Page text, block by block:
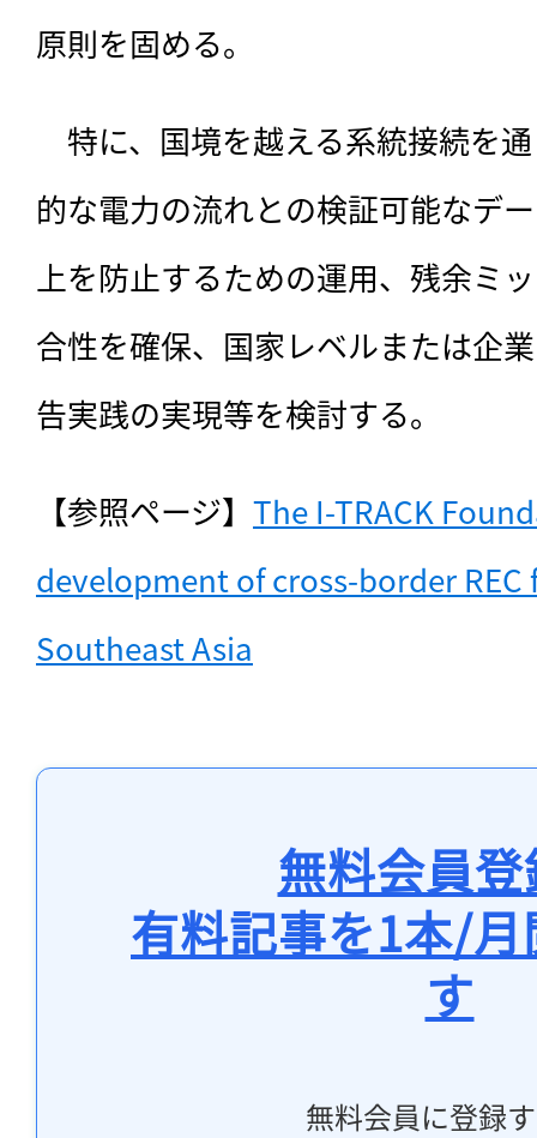
原則を固める。
特に、国境を越える系統接続を
的な電力の流れとの検証可能なデ
上を防止するための運用、残余ミ
合性を確保、国家レベルまたは企
告実践の実現等を検討する。
【参照ページ】 The I-TRACK
development of cross-border
Southeast Asia
無料会員
有料記事を1本/
す
無料会員に登録